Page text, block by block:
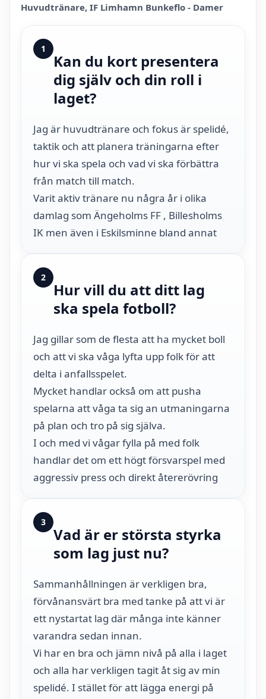
Huvudtränare, IF Limhamn Bunkeflo - Damer
1
Kan du kort presentera
dig själv och din roll i
laget?
Jag är huvudtränare och fokus är spelidé,
taktik och att planera träningarna efter
hur vi ska spela och vad vi ska förbättra
från match till match.
Varit aktiv tränare nu några år i olika
damlag som Ängeholms FF , Billesholms
IK men även i Eskilsminne bland annat
2
Hur vill du att ditt lag
ska spela fotboll?
Jag gillar som de flesta att ha mycket boll
och att vi ska våga lyfta upp folk för att
delta i anfallsspelet.
Mycket handlar också om att pusha
spelarna att våga ta sig an utmaningarna
på plan och tro på sig själva.
I och med vi vågar fylla på med folk
handlar det om ett högt försvarspel med
aggressiv press och direkt återerövring
3
Vad är er största styrka
som lag just nu?
Sammanhållningen är verkligen bra,
förvånansvärt bra med tanke på att vi är
ett nystartat lag där många inte känner
varandra sedan innan.
Vi har en bra och jämn nivå på alla i laget
och alla har verkligen tagit åt sig av min
spelidé. I stället för att lägga energi på